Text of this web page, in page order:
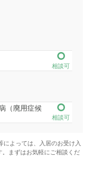
相談可
（廃用症候
相談可
よっては、入居のお受け入
まずはお気軽にご相談くだ